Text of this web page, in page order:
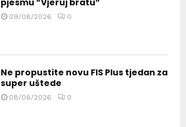
pjesmu ”Vjeruj bratu”
09/08/2026 0
Ne propustite novu FIS Plus tjedan za
super uštede
08/08/2026 0